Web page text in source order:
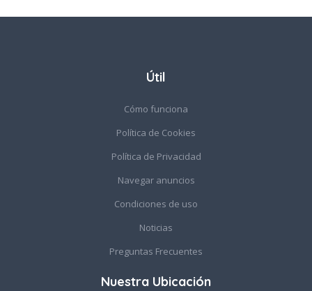
Útil
Cómo funciona
Política de Cookies
Política de Privacidad
Navegar anuncios
Condiciones de uso
Noticias
Preguntas Frecuentes
Nuestra Ubicación